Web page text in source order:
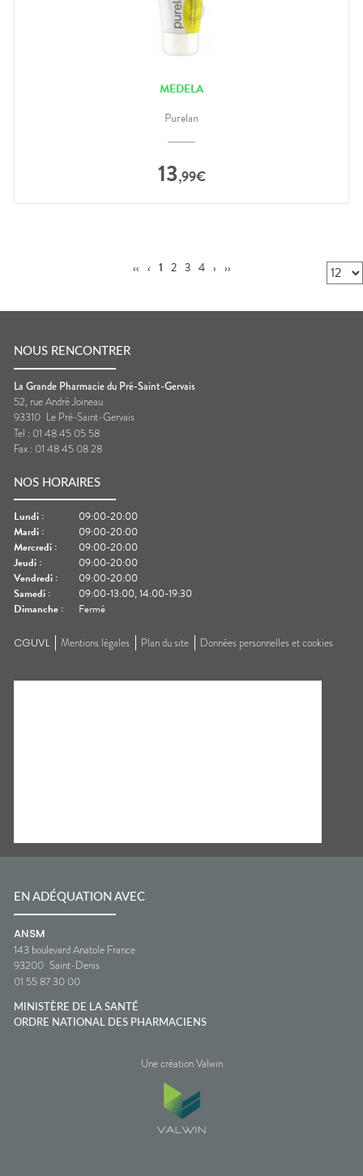
MEDELA
Purelan
13,99€
‹‹ ‹ 1 2 3 4 › ››
NOUS RENCONTRER
La Grande Pharmacie du Pré-Saint-Gervais
52, rue André Joineau
93310 Le Pré-Saint-Gervais
Tel : 01 48 45 05 58
Fax : 01 48 45 08 28
NOS HORAIRES
Lundi :
09:00-20:00
Mardi :
09:00-20:00
Mercredi :
09:00-20:00
Jeudi :
09:00-20:00
Vendredi :
09:00-20:00
Samedi :
09:00-13:00, 14:00-19:30
Dimanche : Fermé
CGUVL Mentions légales Plan du site Données personnelles et cookies
EN ADÉQUATION AVEC
ANSM
143 boulevard Anatole France
93200 Saint-Denis
01 55 87 30 00
MINISTÈRE DE LA SANTÉ
ORDRE NATIONAL DES PHARMACIENS
Une création Valwin